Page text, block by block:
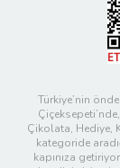
Türkiye’nin
Çikolata, Hediye,
kategoride
kapınıza